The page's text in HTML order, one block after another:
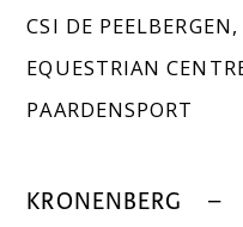
CSI DE PEELBERGEN,
EQUESTRIAN
PAARDENSPORT
KRONENBERG